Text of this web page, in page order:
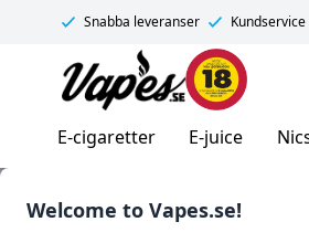
Welcome to Vapes.se!
Snabba leveranser
Vapes.se
E-cigaretter E-juice
Tobaksfritt snus (Nikotinpåsar)